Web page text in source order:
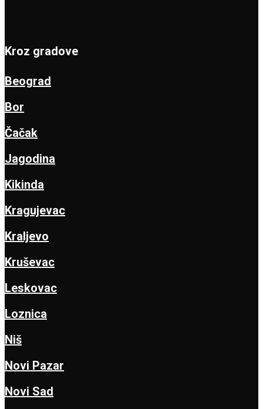
Kroz gradove
Beograd
Bor
Čačak
Jagodina
Kikinda
Kragujevac
Kraljevo
Kruševac
Leskovac
Loznica
Niš
Novi Pazar
Novi Sad